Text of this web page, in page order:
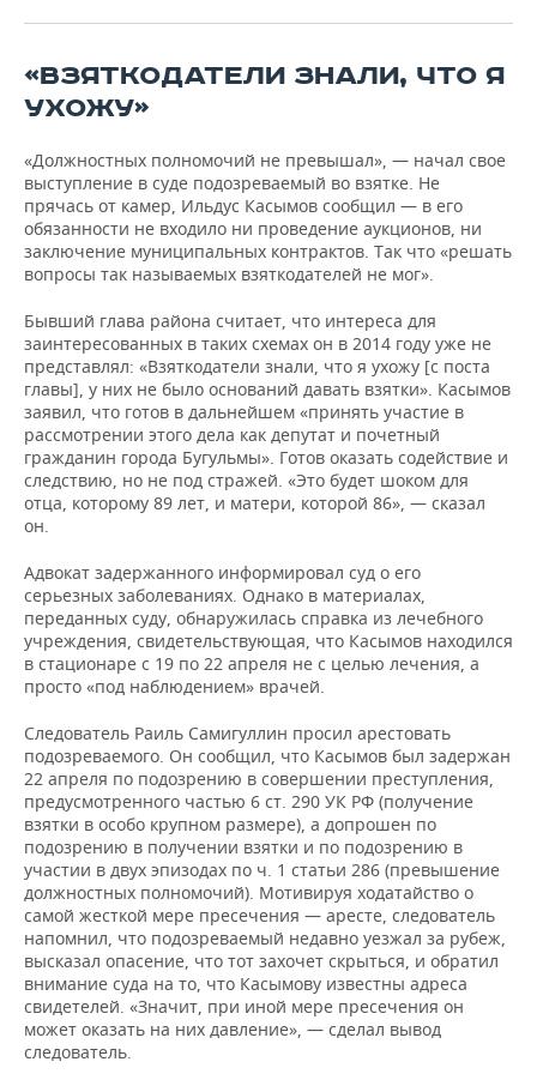
ВОЛЕЙБОЛ
КИБЕРСПОРТ
ФИГУРНОЕ КАТАНИЕ
ВОДНЫЕ ВИДЫ СПОРТА
ХОККЕЙ С МЯЧОМ
ИСТОРИЯ
КУЛЬТУРА
МЕДИЦИНА
ОБРАЗОВАНИЕ
ПРОИСШЕСТВИЯ
СПИСОК ПЕРСОН
СПИСОК КОМПАНИЙ
ПОЛНАЯ ВЕРСИЯ
«ВЗЯТКОДАТЕЛИ ЗНАЛИ, ЧТО Я
УХОЖУ»
«Должностных полномочий не превышал», — начал свое
выступление в суде подозреваемый во взятке. Не
прячась от камер, Ильдус Касымов сообщил — в его
обязанности не входило ни проведение аукционов, ни
заключение муниципальных контрактов. Так что «решать
вопросы так называемых взяткодателей не мог».
Бывший глава района считает, что интереса для
заинтересованных в таких схемах он в 2014 году уже не
представлял: «Взяткодатели знали, что я ухожу [с поста
главы], у них не было оснований давать взятки». Касымов
заявил, что готов в дальнейшем «принять участие в
рассмотрении этого дела как депутат и почетный
гражданин города Бугульмы». Готов оказать содействие и
следствию, но не под стражей. «Это будет шоком для
отца, которому 89 лет, и матери, которой 86», — сказал
он.
Адвокат задержанного информировал суд о его
серьезных заболеваниях. Однако в материалах,
переданных суду, обнаружилась справка из лечебного
учреждения, свидетельствующая, что Касымов находился
в стационаре с 19 по 22 апреля не с целью лечения, а
просто «под наблюдением» врачей.
Следователь Раиль Самигуллин просил арестовать
подозреваемого. Он сообщил, что Касымов был задержан
22 апреля по подозрению в совершении преступления,
предусмотренного частью 6 ст. 290 УК РФ (получение
взятки в особо крупном размере), а допрошен по
подозрению в получении взятки и по подозрению в
участии в двух эпизодах по ч. 1 статьи 286 (превышение
должностных полномочий). Мотивируя ходатайство о
самой жесткой мере пресечения — аресте, следователь
напомнил, что подозреваемый недавно уезжал за рубеж,
высказал опасение, что тот захочет скрыться, и обратил
внимание суда на то, что Касымову известны адреса
свидетелей. «Значит, при иной мере пресечения он
может оказать на них давление», — сделал вывод
следователь.